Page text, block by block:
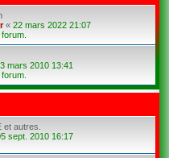
« 22 mars 2022 21:07
mars 2010 13:41
et autres.
sept. 2010 16:17